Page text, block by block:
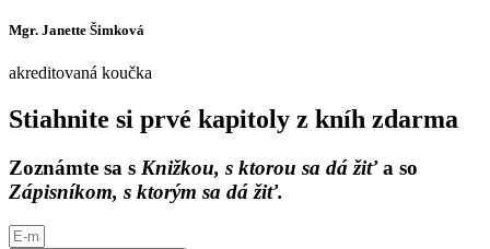
Mgr. Janette Šimková
akreditovaná koučka
Stiahnite si prvé kapitoly z kníh zdarma
Zoznámte sa s Knižkou, s ktorou sa dá žiťa so
Zápisníkom, s ktorým sa dá žiť.